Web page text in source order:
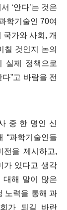
‘안다’는 것은
학기술인 70여
가와 사회 , 개
칠 것인지 논의
실제 정책으로
다”고 바람을 전
중 한 명인 신
“과학기술인들
전을 제시하고,
가 있다고 생각
대해 말이 많은
노력을 통해 과
가 되길 바란